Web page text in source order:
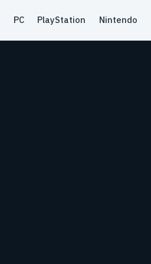
PC PlayStation Nintendo